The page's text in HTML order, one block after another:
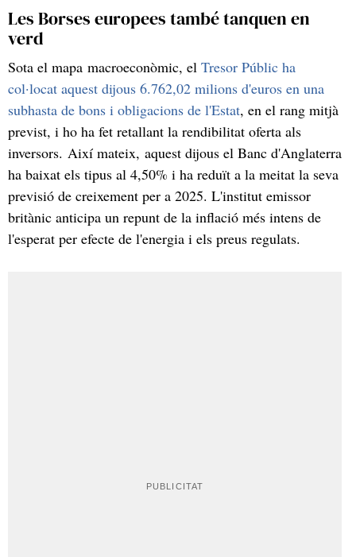
Les Borses europees també tanquen en
verd
Sota el mapa macroeconòmic, el Tresor Públic ha
col·locat aquest dijous 6.762,02 milions d'euros en una
subhasta de bons i obligacions de l'Estat, en el rang mitjà
previst, i ho ha fet retallant la rendibilitat oferta als
inversors. Així mateix, aquest dijous el Banc d'Anglaterra
ha baixat els tipus al 4,50% i ha reduït a la meitat la seva
previsió de creixement per a 2025. L'institut emissor
britànic anticipa un repunt de la inflació més intens de
l'esperat per efecte de l'energia i els preus regulats.